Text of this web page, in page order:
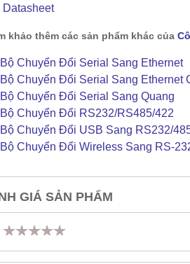
Datasheet
khảo thêm các sản phẩm khác của
Bộ Chuyển Đổi Serial Sang Ethernet
Bộ Chuyển Đổi Serial Sang Ethernet
Bộ Chuyển Đổi Serial Sang Quang
Bộ Chuyển Đổi RS232/RS485/422
Bộ Chuyển Đổi USB Sang RS232/
Bộ Chuyển Đổi Wireless Sang RS-
GIÁ SẢN PHẨM